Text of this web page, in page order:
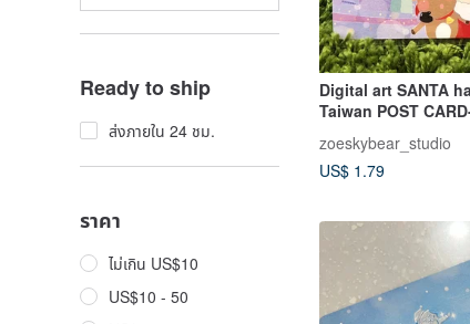
Ready to ship
ส่งภายใน 24 ชม.
ราคา
ไม่เกิน US$10
US$10 - 50
Digital art SANTA
Taiwan POST
zoeskybear_studio
US$ 1.79